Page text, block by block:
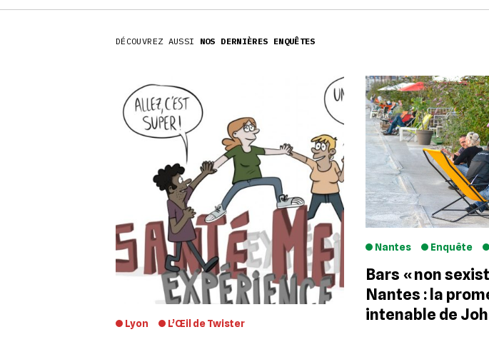
DÉCOUVREZ AUSSI NOS DERNIÈRES ENQUÊTES
Lyon L’Œil de Twister
Nantes Enquête
Bars « non
Nantes : la
intenable de